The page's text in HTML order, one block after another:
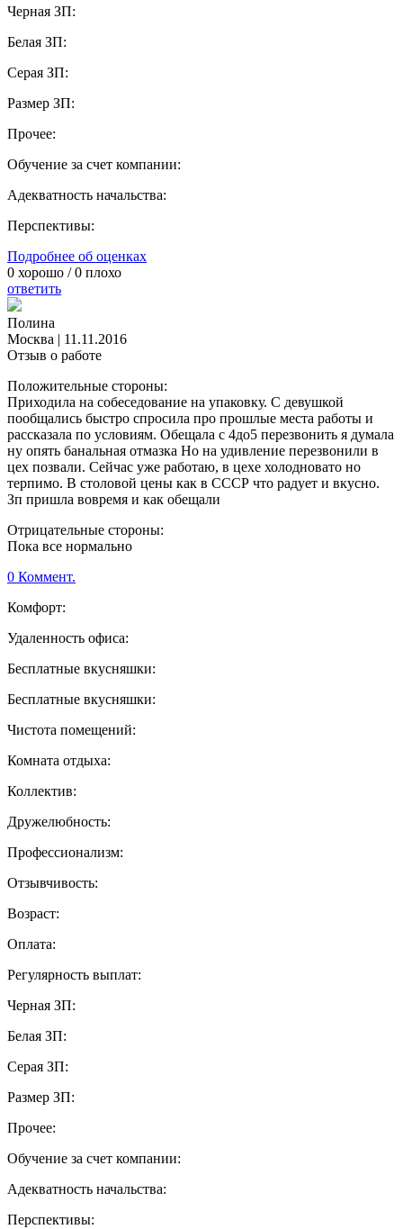
Черная ЗП:
Белая ЗП:
Серая ЗП:
Размер ЗП:
Прочее:
Обучение за счет компании:
Адекватность начальства:
Перспективы:
Подробнее об оценках
0 хорошо /0 плохо
ответить
Полина
Москва | 11.11.2016
Отзыв о работе
Положительные стороны:
Приходила на собеседование на упаковку. С девушкой
пообщались быстро спросила про прошлые места работы и
рассказала по условиям. Обещала с 4до5 перезвонить я думала
ну опять банальная отмазка Но на удивление перезвонили в
цех позвали. Сейчас уже работаю, в цехе холодновато но
терпимо. В столовой цены как в СССР что радует и вкусно.
Зп пришла вовремя и как обещали
Отрицательные стороны:
Пока все нормально
0 Коммент.
Комфорт:
Удаленность офиса:
Бесплатные вкусняшки:
Бесплатные вкусняшки:
Чистота помещений:
Комната отдыха:
Коллектив:
Дружелюбность:
Профессионализм:
Отзывчивость:
Возраст:
Оплата:
Регулярность выплат:
Черная ЗП:
Белая ЗП:
Серая ЗП:
Размер ЗП:
Прочее:
Обучение за счет компании:
Адекватность начальства:
Перспективы: